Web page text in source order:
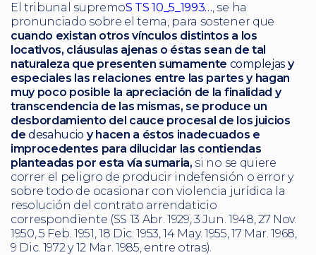
El tribunal supremoS TS 10_5_1993…, se ha
pronunciado sobre el tema, para sostener que
cuando existan otros vínculos distintos a los
locativos, cláusulas ajenas o éstas sean de tal
naturaleza que presenten sumamente complejasy
especiales las relaciones entre las partes y hagan
muy poco posible la apreciación de la finalidad y
transcendencia de las mismas, se produce un
desbordamiento del cauce procesal de los juicios
dedesahucio y hacen a éstos inadecuados e
improcedentes para dilucidar las contiendas
planteadas por esta vía sumaria, si no se quiere
correr el peligro de producir indefensión o error y
sobre todo de ocasionar con violencia jurídica la
resolución del contrato arrendaticio
correspondiente (SS 13 Abr. 1929, 3 Jun. 1948, 27 Nov.
1950, 5 Feb. 1951, 18 Dic. 1953, 14 May. 1955, 17 Mar. 1968,
9 Dic. 1972 y 12 Mar. 1985, entre otras).